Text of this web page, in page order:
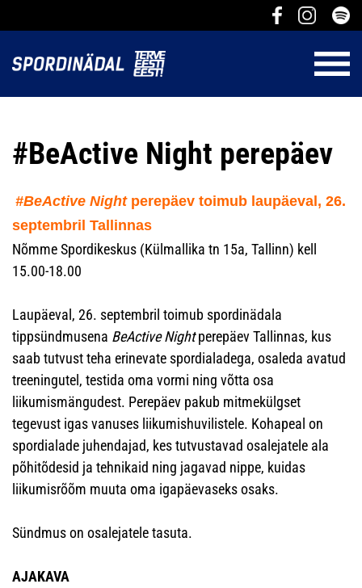
#BeActive Night perepäev
#BeActive Nightperepäev toimub laupäeval, 26.
septembril Tallinnas
Nõmme Spordikeskus (Külmallika tn 15a, Tallinn) kell
15.00-18.00
Laupäeval, 26. septembril toimub spordinädala
tippsündmusena BeActive Nightperepäev Tallinnas, kus
saab tutvust teha erinevate spordialadega, osaleda avatud
treeningutel, testida oma vormi ning võtta osa
liikumismängudest. Perepäev pakub mitmekülgset
tegevust igas vanuses liikumishuvilistele. Kohapeal on
spordialade juhendajad, kes tutvustavad osalejatele ala
põhitõdesid ja tehnikaid ning jagavad nippe, kuidas
liikumisrõõm muuta oma igapäevaseks osaks.
Sündmus on osalejatele tasuta.
AJAKAVA